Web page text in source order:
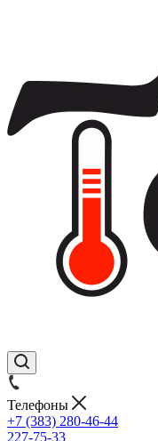
Телефоны
+7 (383) 280-46-44
227-75-33